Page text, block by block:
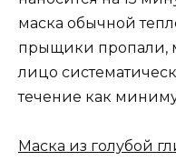
маска обычной
прыщики пропали,
лицо
течение как
Маска из голубой